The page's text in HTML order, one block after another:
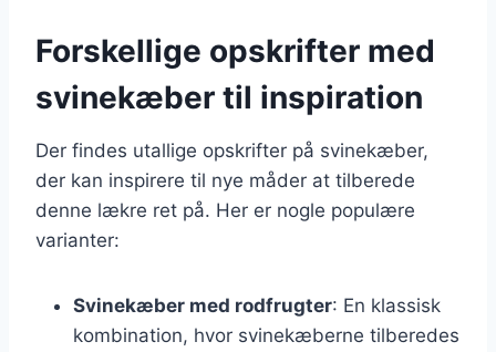
Forskellige opskrifter med
svinekæber til inspiration
Der findes utallige opskrifter på svinekæber,
der kan inspirere til nye måder at tilberede
denne lækre ret på. Her er nogle populære
varianter:
Svinekæber med rodfrugter: En klassisk
kombination, hvor svinekæberne tilberedes